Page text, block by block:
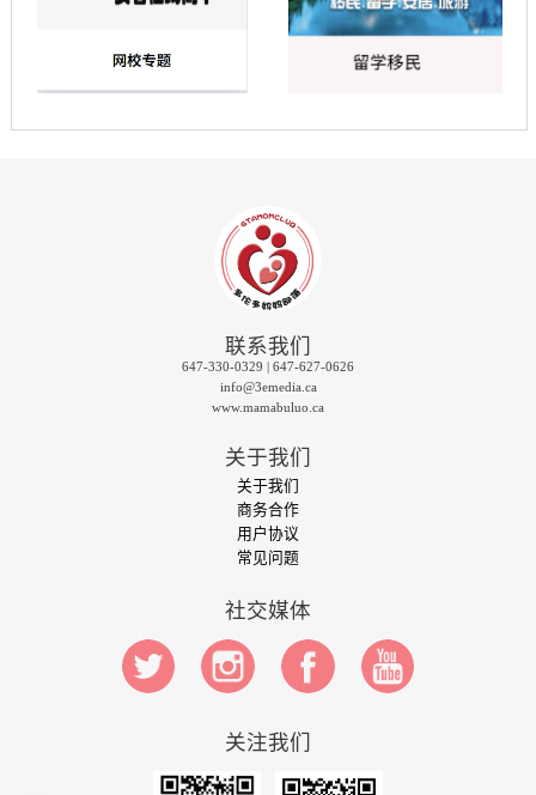
联系我们
647-330-0329 | 647-627-0626
info@3emedia.ca
www.mamabuluo.ca
关于我们
关于我们
商务合作
用户协议
常见问题
社交媒体
关注我们